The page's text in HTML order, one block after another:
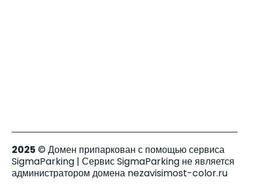
2025 © Домен припаркован с помощью сервиса
SigmaParking | Сервис SigmaParking не является
администратором домена nezavisimost-color.ru